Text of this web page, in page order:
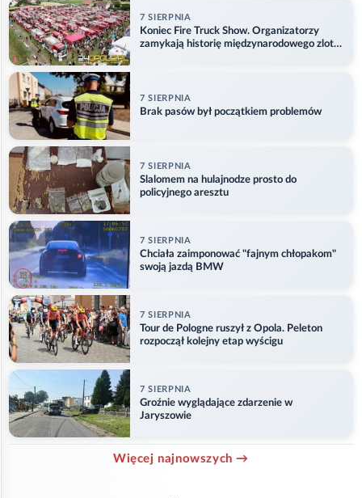
7 SIERPNIA
Koniec Fire Truck Show. Organizatorzy
zamykają historię międzynarodowego zlotu
7 SIERPNIA
Brak pasów był początkiem problemów
7 SIERPNIA
Slalomem na hulajnodze prosto do
policyjnego aresztu
7 SIERPNIA
Chciała zaimponować "fajnym chłopakom"
swoją jazdą BMW
7 SIERPNIA
Tour de Pologne ruszył z Opola. Peleton
rozpoczął kolejny etap wyścigu
7 SIERPNIA
Groźnie wyglądające zdarzenie w
Jaryszowie
Więcej najnowszych →